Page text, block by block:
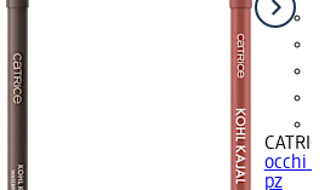
CATRICE
occhi
pz